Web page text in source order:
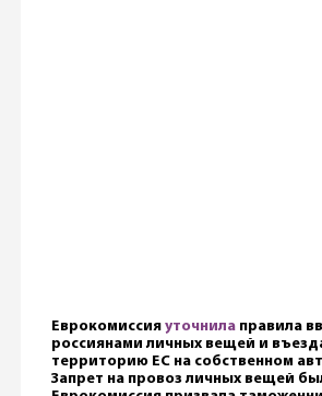
Еврокомиссия уточнилаправила
россиянами личных вещей и
территорию ЕС на собственном
Запрет на провоз личных вещей